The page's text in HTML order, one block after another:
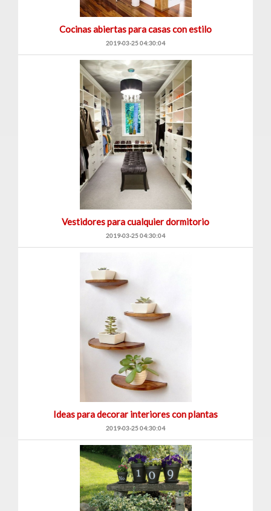
Cocinas abiertas para casas con estilo
2019-03-25 04:30:04
Vestidores para cualquier dormitorio
2019-03-25 04:30:04
Ideas para decorar interiores con plantas
2019-03-25 04:30:04